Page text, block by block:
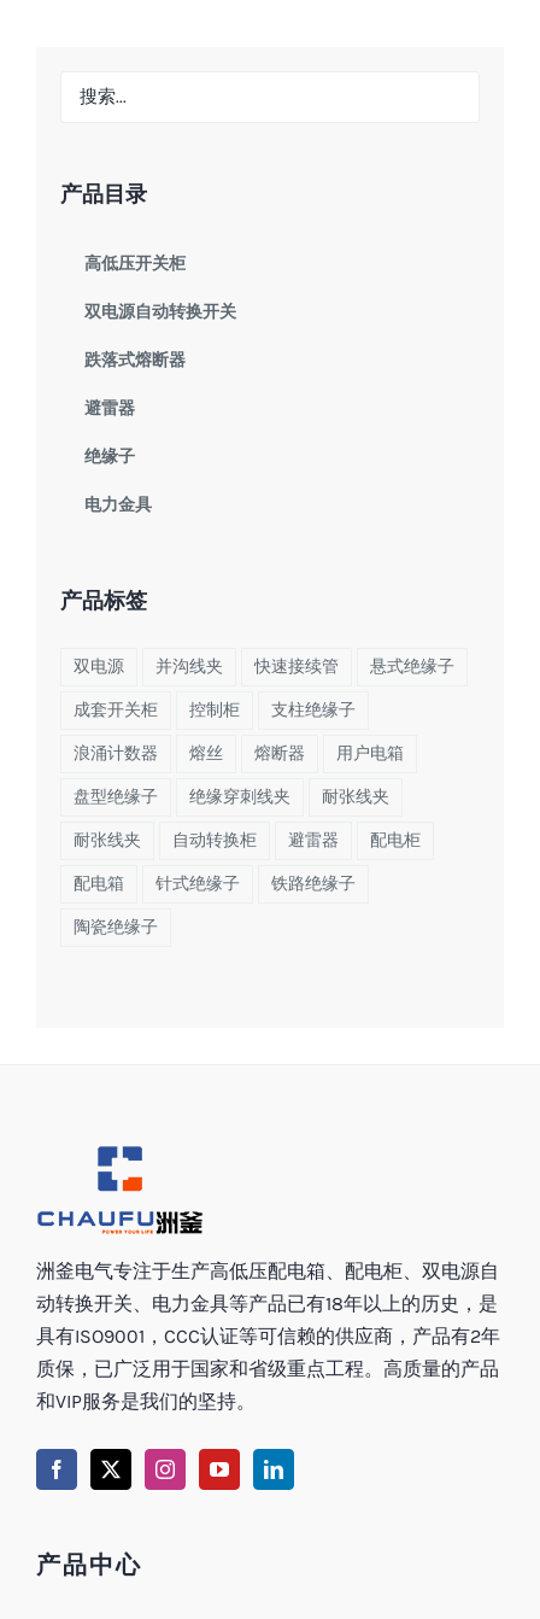
产品目录
高低压开关柜
双电源自动转换开关
跌落式熔断器
避雷器
绝缘子
电力金具
产品标签
双电源 并沟线夹 快速接续管 悬式绝缘子
成套开关柜 控制柜 支柱绝缘子
浪涌计数器 熔丝 熔断器 用户电箱
盘型绝缘子 绝缘穿刺线夹 耐张线夹
耐张线夹 自动转换柜 避雷器 配电柜
配电箱 针式绝缘子 铁路绝缘子
陶瓷绝缘子
洲釜电气专注于生产高低压配电箱、配电柜、双电源自
动转换开关、电力金具等产品已有18年以上的历史，是
具有ISO9001，CCC认证等可信赖的供应商，产品有2年
质保，已广泛用于国家和省级重点工程。高质量的产品
和VIP服务是我们的坚持。
产品中心